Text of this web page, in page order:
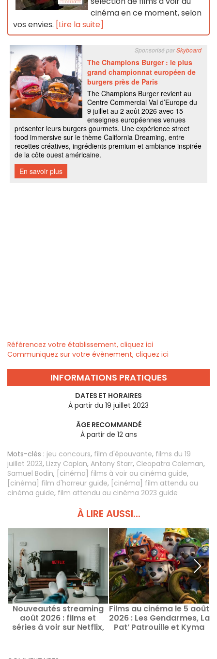
cinéma en ce moment, selon
vos envies. [Lire la suite]
Référencez votre établissement, cliquez ici
Communiquez sur votre évènement, cliquez ici
INFORMATIONS PRATIQUES
DATES ET HORAIRES
À partir du 19 juillet 2023
ÂGE RECOMMANDÉ
À partir de 12 ans
Mots-clés : jeu concours, film d'épouvante, films du 19
juillet 2023, Lizzy Caplan, Antony Starr, Cleopatra Coleman,
Samuel Bodin, [cinéma] films à voir au cinéma guide,
[cinéma] film d'horreur guide, [cinéma] film attendu au
cinéma guide, film attendu au cinéma 2023 guide
À LIRE AUSSI...
Nouveautés streaming
août 2026 : films et
séries à voir sur Netflix,
Films au cinéma le 5 août
2026 : Les Gendarmes, La
Pat’ Patrouille et Kyma